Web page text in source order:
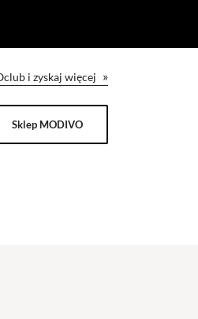
i zyskaj więcej »
Sklep MODIVO